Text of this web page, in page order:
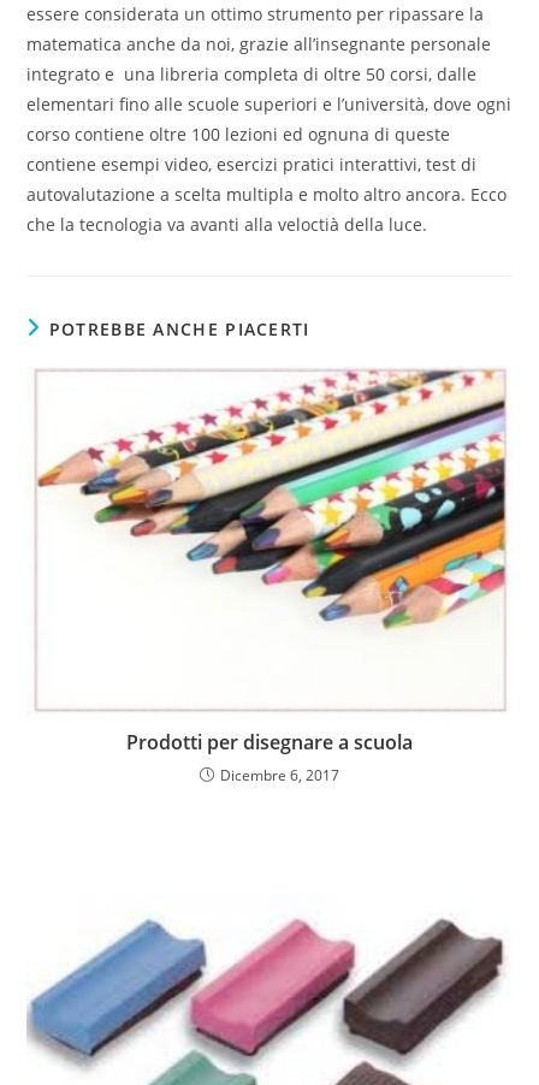
essere considerata un ottimo strumento per ripassare la
matematica anche da noi, grazie all’insegnante personale
integrato e una libreria completa di oltre 50 corsi, dalle
elementari fino alle scuole superiori e l’università, dove ogni
corso contiene oltre 100 lezioni ed ognuna di queste
contiene esempi video, esercizi pratici interattivi, test di
autovalutazione a scelta multipla e molto altro ancora. Ecco
che la tecnologia va avanti alla veloctià della luce.
POTREBBE ANCHE PIACERTI
Prodotti per disegnare a scuola
Dicembre 6, 2017